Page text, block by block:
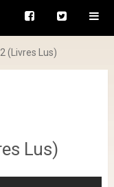
(Livres Lus)
Lus)